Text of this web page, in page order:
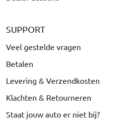
SUPPORT
Veel gestelde vragen
Betalen
Levering & Verzendkosten
Klachten & Retourneren
Staat jouw auto er niet bij?